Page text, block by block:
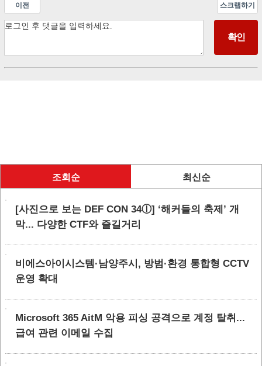
이전 스크랩하기
조회순 최신순
[사진으로 보는 DEF CON 34ⓛ] ‘해커들의 축제’ 개
막... 다양한 CTF와 즐길거리
비에스아이시스템·남양주시, 방범·환경 통합형 CCTV
운영 확대
Microsoft 365 AitM 악용 피싱 공격으로 계정 탈취...
급여 관련 이메일 수집